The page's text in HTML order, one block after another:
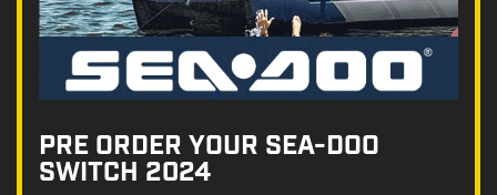
PRE ORDER YOUR SEA-DOO
SWITCH 2024